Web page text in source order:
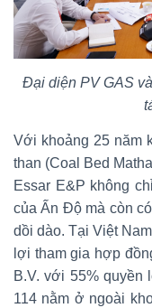
Đại diện PV GAS
Với khoảng 25 năm
than (Coal Bed
Essar E&P không
của Ấn Độ mà còn
dồi dào. Tại Việt
lợi tham gia hợp
B.V. với 55% quyền
114 nằm ở ngoài